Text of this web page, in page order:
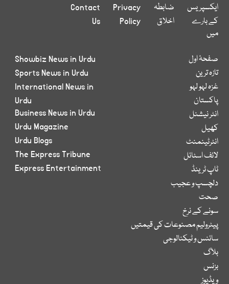
ایکسپریس
کے بارے
میں
ضابطہ
اخلاق
Privacy
Policy
Contact
Us
صفحۂ اول
تازہ ترین
غزہ لہو لہو
پاکستان
انٹر نیشنل
کھیل
انٹرٹینمنٹ
لائف اسٹائل
ٹاپ ٹرینڈ
دلچسپ و عجیب
صحت
سونے کے نرخ
پیٹرولیم مصنوعات کی قیمتیں
سائنس و ٹیکنالوجی
بلاگ
بزنس
ویڈیوز
Showbiz News in Urdu
Sports News in Urdu
International News in
Urdu
Business News in Urdu
Urdu Magazine
Urdu Blogs
The Express Tribune
Express Entertainment